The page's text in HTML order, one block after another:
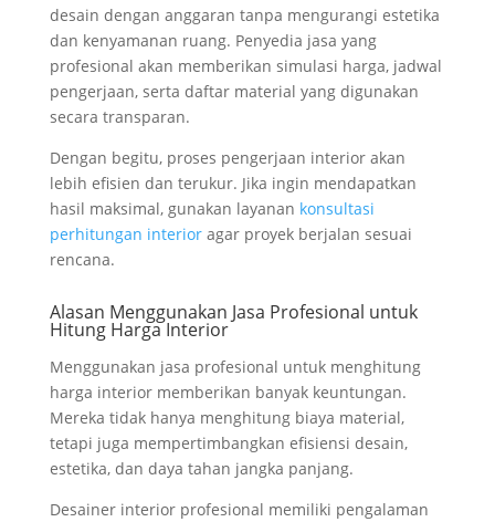
desain dengan anggaran tanpa mengurangi estetika
dan kenyamanan ruang. Penyedia jasa yang
profesional akan memberikan simulasi harga, jadwal
pengerjaan, serta daftar material yang digunakan
secara transparan.
Dengan begitu, proses pengerjaan interior akan
lebih efisien dan terukur. Jika ingin mendapatkan
hasil maksimal, gunakan layanan konsultasi
perhitungan interioragar proyek berjalan sesuai
rencana.
Alasan Menggunakan Jasa Profesional untuk
Hitung Harga Interior
Menggunakan jasa profesional untuk menghitung
harga interior memberikan banyak keuntungan.
Mereka tidak hanya menghitung biaya material,
tetapi juga mempertimbangkan efisiensi desain,
estetika, dan daya tahan jangka panjang.
Desainer interior profesional memiliki pengalaman